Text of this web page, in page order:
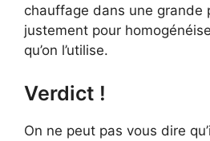
chauffage dans une grande
justement pour
qu’on l’utilise.
Verdict !
On ne peut pas vous dire